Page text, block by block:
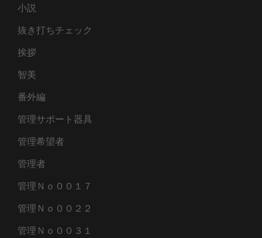
小説
抜き打ちチェック
挨拶
智美
番外編
管理サポート器具
管理希望者
管理者
管理Ｎｏ００１７
管理Ｎｏ００２２
管理Ｎｏ００３１